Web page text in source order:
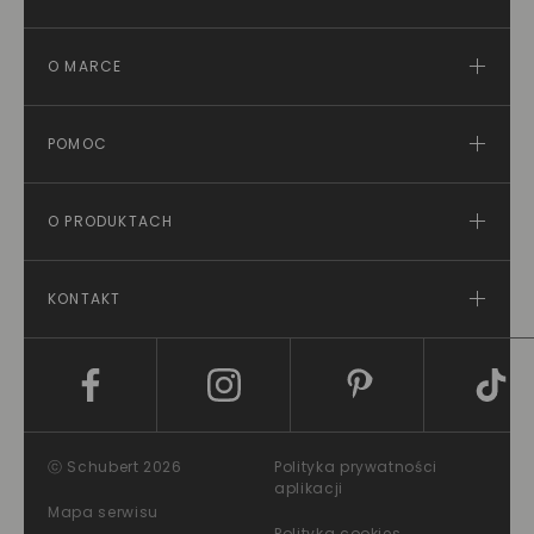
O MARCE
POMOC
O PRODUKTACH
KONTAKT
ⓒ Schubert 2026
Mapa serwisu
Polityka prywatności
aplikacji